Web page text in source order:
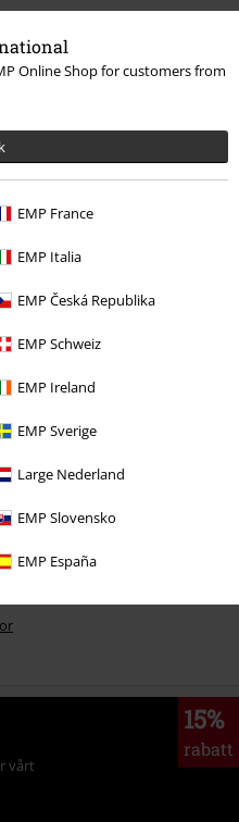
Online Shop for customers from
EMP France
EMP Italia
EMP Česká Republika
EMP Schweiz
EMP Ireland
EMP Sverige
Large Nederland
EMP Slovensko
EMP España
15%
rabatt
vårt